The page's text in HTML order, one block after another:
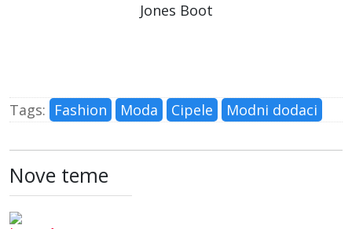
Jones Boot
Tags: Fashion Moda Cipele Modni dodaci
Nove teme